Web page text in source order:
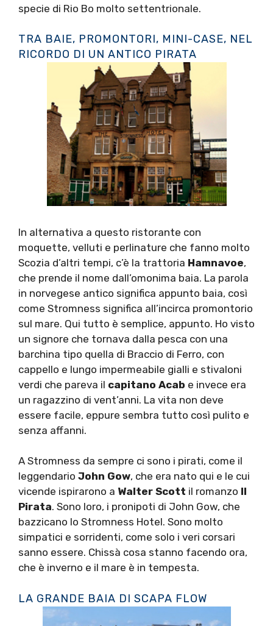
specie di Rio Bo molto settentrionale.
TRA BAIE, PROMONTORI, MINI-CASE, NEL
RICORDO DI UN ANTICO PIRATA
In alternativa a questo ristorante con
moquette, velluti e perlinature che fanno molto
Scozia d’altri tempi, c’è la trattoria Hamnavoe,
che prende il nome dall’omonima baia. La parola
in norvegese antico significa appunto baia, così
come Stromness significa all’incirca promontorio
sul mare. Qui tutto è semplice, appunto. Ho visto
un signore che tornava dalla pesca con una
barchina tipo quella di Braccio di Ferro, con
cappello e lungo impermeabile gialli e stivaloni
verdi che pareva il capitano Acab e invece era
un ragazzino di vent’anni. La vita non deve
essere facile, eppure sembra tutto così pulito e
senza affanni.
A Stromness da sempre ci sono i pirati, come il
leggendario John Gow, che era nato qui e le cui
vicende ispirarono a Walter Scott il romanzo Il
Pirata. Sono loro, i pronipoti di John Gow, che
bazzicano lo Stromness Hotel. Sono molto
simpatici e sorridenti, come solo i veri corsari
sanno essere. Chissà cosa stanno facendo ora,
che è inverno e il mare è in tempesta.
LA GRANDE BAIA DI SCAPA FLOW